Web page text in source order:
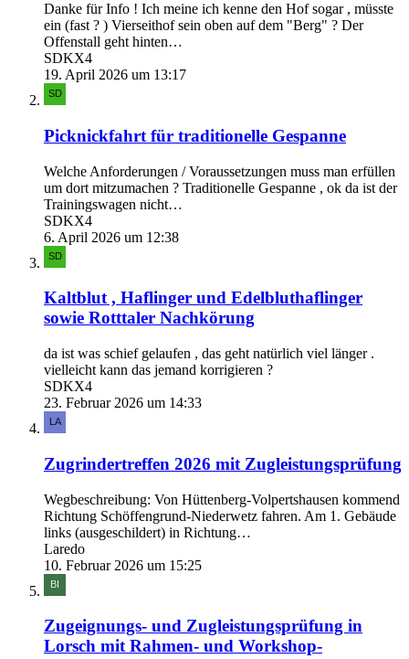
Danke für Info ! Ich meine ich kenne den Hof sogar , müsste
ein (fast ? ) Vierseithof sein oben auf dem "Berg" ? Der
Offenstall geht hinten…
SDKX4
19. April 2026 um 13:17
Picknickfahrt für traditionelle Gespanne
Welche Anforderungen / Voraussetzungen muss man erfüllen
um dort mitzumachen ? Traditionelle Gespanne , ok da ist der
Trainingswagen nicht…
SDKX4
6. April 2026 um 12:38
Kaltblut , Haflinger und Edelbluthaflinger
sowie Rotttaler Nachkörung
da ist was schief gelaufen , das geht natürlich viel länger .
vielleicht kann das jemand korrigieren ?
SDKX4
23. Februar 2026 um 14:33
Zugrindertreffen 2026 mit Zugleistungsprüfung
Wegbeschreibung: Von Hüttenberg-Volpertshausen kommend
Richtung Schöffengrund-Niederwetz fahren. Am 1. Gebäude
links (ausgeschildert) in Richtung…
Laredo
10. Februar 2026 um 15:25
Zugeignungs- und Zugleistungsprüfung in
Lorsch mit Rahmen- und Workshop-